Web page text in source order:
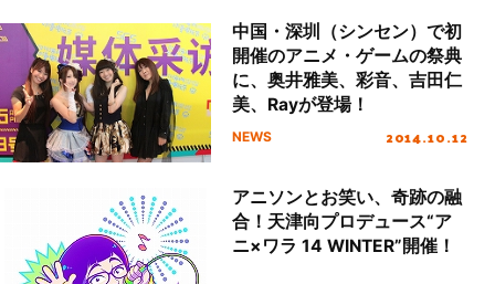
中国・深圳（シンセン）で初
開催のアニメ・ゲームの祭典
に、奥井雅美、彩音、吉田仁
美、Rayが登場！
NEWS 2014.10.12
アニソンとお笑い、奇跡の融
合！天津向プロデュース“ア
ニ×ワラ 14 WINTER”開催！